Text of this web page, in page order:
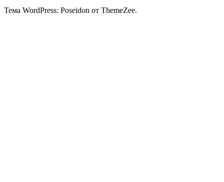
Тема WordPress: Poseidon от ThemeZee.